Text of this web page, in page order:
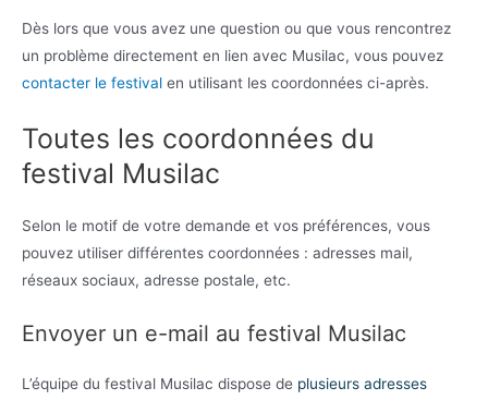
Dès lors que vous avez une question ou que vous rencontrez
un problème directement en lien avec Musilac, vous pouvez
contacter le festival en utilisant les coordonnées ci-après.
Toutes les coordonnées du
festival Musilac
Selon le motif de votre demande et vos préférences, vous
pouvez utiliser différentes coordonnées : adresses mail,
réseaux sociaux, adresse postale, etc.
Envoyer un e-mail au festival Musilac
L’équipe du festival Musilac dispose de plusieurs adresses